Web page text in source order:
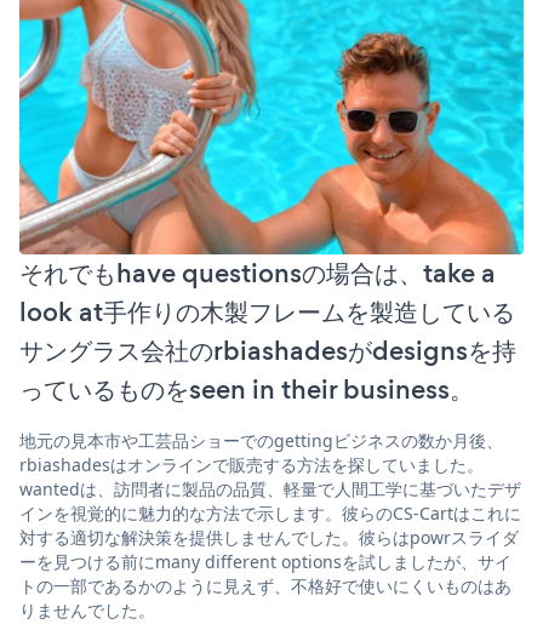
それでもhave questionsの場合は、take a
look at手作りの木製フレームを製造している
サングラス会社のrbiashadesがdesignsを持
っているものをseen in their business。
地元の見本市や工芸品ショーでのgettingビジネスの数か月後、
rbiashadesはオンラインで販売する方法を探していました。
wantedは、訪問者に製品の品質、軽量で人間工学に基づいたデザ
インを視覚的に魅力的な方法で示します。彼らのCS-Cartはこれに
対する適切な解決策を提供しませんでした。彼らはpowrスライダ
ーを見つける前にmany different optionsを試しましたが、サイ
トの一部であるかのように見えず、不格好で使いにくいものはあ
りませんでした。